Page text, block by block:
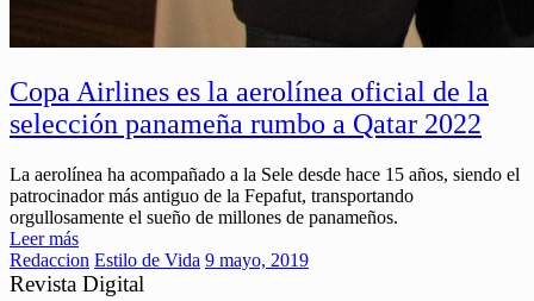
Copa Airlines es la aerolínea oficial de la
selección panameña rumbo a Qatar 2022
La aerolínea ha acompañado a la Sele desde hace 15 años, siendo el
patrocinador más antiguo de la Fepafut, transportando
orgullosamente el sueño de millones de panameños.
Leer más
Redaccion Estilo de Vida 9 mayo, 2019
Revista Digital